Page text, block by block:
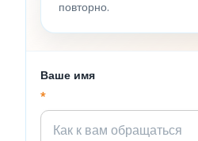
повторно.
Ваше имя
*